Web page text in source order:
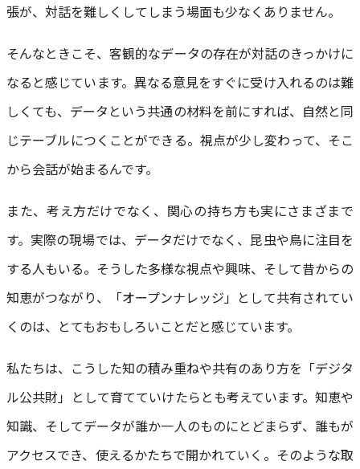
張が、対話を難しくしてしまう場面も少なくありません。
そんなときこそ、客観的なデータの存在が対話のきっかけに
なると感じています。異なる意見をすぐに受け入れるのは難
しくても、データという共通の材料を前にすれば、自然と同
じテーブルにつくことができる。視点が少し変わって、そこ
から会話が始まるんです。
また、考え方だけでなく、関心の持ち方も実にさまざまで
す。実際の現場では、データだけでなく、昆虫や鳥に注目を
する人もいる。そうした多様な視点や興味、そして昔からの
知恵がつながり、「オープンナレッジ」として共有されてい
くのは、とてもおもしろいことだと感じています。
私たちは、こうした知の積み重ねや共有のあり方を「デジタ
ル公共財」として育てていけたらとも考えています。知恵や
知識、そしてデータが誰か一人のものにとどまらず、誰もが
アクセスでき、使えるかたちで開かれていく。そのような取